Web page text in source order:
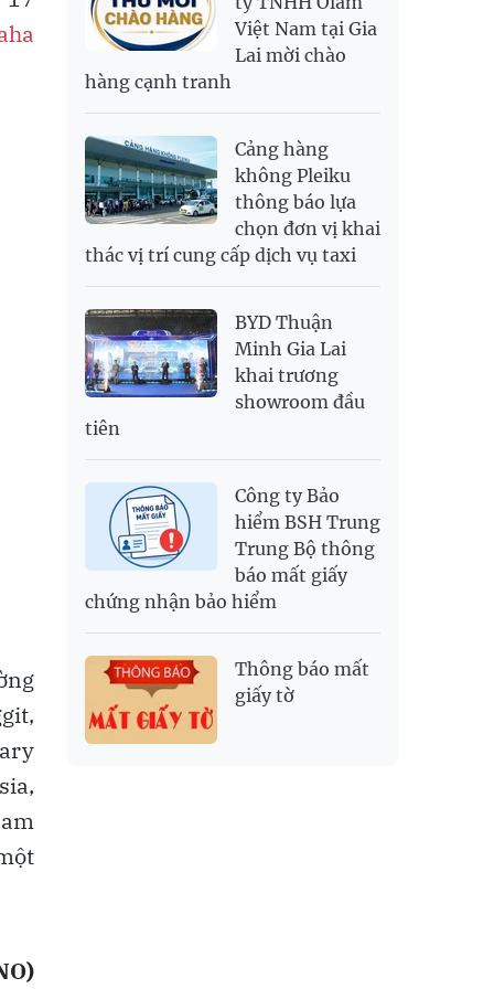
SAR
6,945.42
7,244.36
2,702.79
2,817.41
SGD
USD
26,000 26,030 26,410
Việt Nam tại Gia
Lai mời chào
hàng cạnh tranh
Cảng hàng
không Pleiku
thông báo lựa
chọn đơn vị khai
thác vị trí cung cấp dịch vụ taxi
BYD Thuận
Minh Gia Lai
khai trương
showroom đầu
tiên
Công ty Bảo
hiểm BSH Trung
Trung Bộ thông
báo mất giấy
chứng nhận bảo hiểm
Thông báo mất
giấy tờ